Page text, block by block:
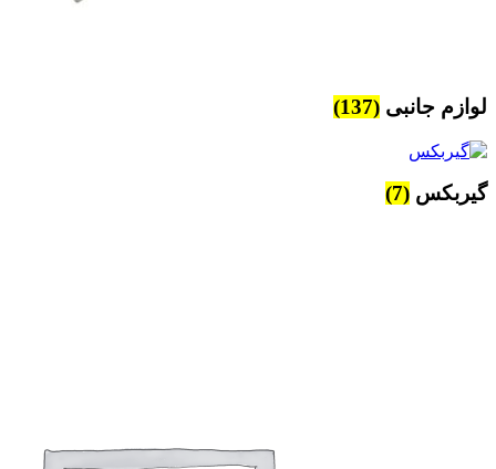
لوازم جانبی (137)
گیربکس (7)